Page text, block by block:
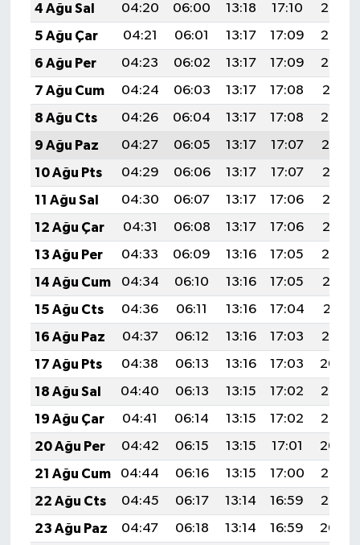
4 Ağu Sal
04:20 06:00 13:18 17:10
20:25
5 Ağu Çar
04:21 06:01 13:17 17:09
20:24
6 Ağu Per
04:23 06:02 13:17 17:09
20:23
7 Ağu Cum
04:24 06:03 13:17 17:08
20:21
8 Ağu Cts
04:26 06:04 13:17 17:08
20:20
9 Ağu Paz
04:27 06:05 13:17 17:07
20:19
10 Ağu Pts
04:29 06:06 13:17 17:07
20:18
11 Ağu Sal
04:30 06:07 13:17 17:06
20:17
12 Ağu Çar
04:31 06:08 13:17 17:06
20:15
13 Ağu Per
04:33 06:09 13:16 17:05
20:14
14 Ağu Cum
04:34 06:10 13:16 17:05
20:13
15 Ağu Cts
04:36 06:11 13:16 17:04
20:11
16 Ağu Paz
04:37 06:12 13:16 17:03
20:10
17 Ağu Pts
04:38 06:13 13:16 17:03
20:09
18 Ağu Sal
04:40 06:13 13:15 17:02
20:07
19 Ağu Çar
04:41 06:14 13:15 17:02
20:06
20 Ağu Per
04:42 06:15 13:15 17:01
20:04
21 Ağu Cum
04:44 06:16 13:15 17:00
20:03
22 Ağu Cts
04:45 06:17 13:14 16:59
20:02
23 Ağu Paz
04:47 06:18 13:14 16:59
20:00